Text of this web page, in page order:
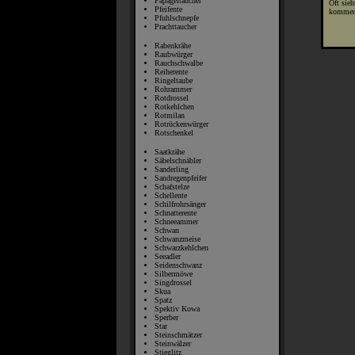
Pfeifente
Pfuhlschnepfe
Prachttaucher
Rabenkrähe
Raubwürger
Rauchschwalbe
Reiherente
Ringeltaube
Rohrammer
Rotdrossel
Rotkehlchen
Rotmilan
Rotrückenwürger
Rotschenkel
Saatkrähe
Säbelschnäbler
Sanderling
Sandregenpfeifer
Schafstelze
Schellente
Schilfrohrsänger
Schnatterente
Schneeammer
Schwan
Schwanzmeise
Schwarzkehlchen
Seeadler
Seidenschwanz
Silbermöwe
Singdrossel
Skua
Spatz
Spektiv Kowa
Sperber
Star
Steinschmätzer
Steinwälzer
Stieglitz
Oft